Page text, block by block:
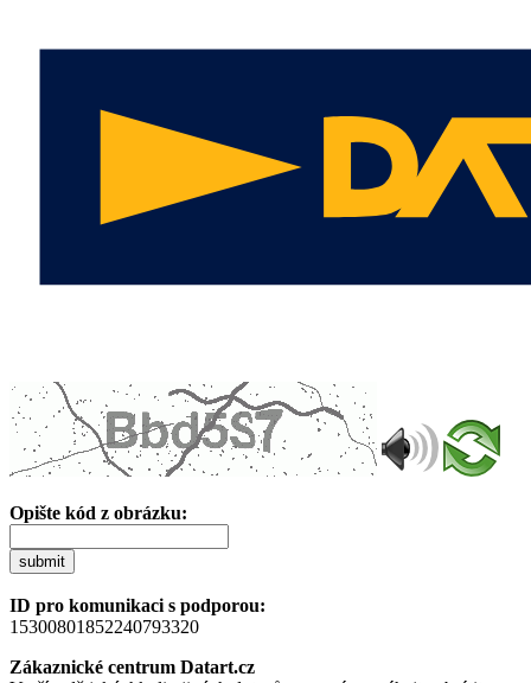
Opište kód z obrázku:
submit
ID pro komunikaci s podporou:
15300801852240793320
Zákaznické centrum Datart.cz